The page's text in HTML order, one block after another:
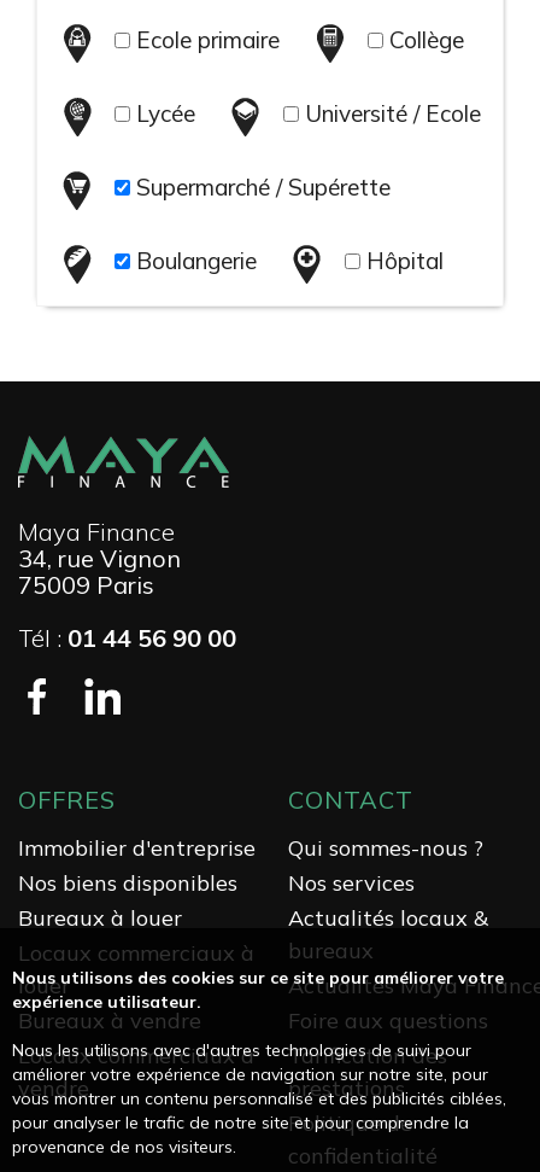
Ecole primaire Collège
Lycée Université / Ecole
Supermarché / Supérette
Boulangerie Hôpital
Maya Finance
34, rue Vignon
75009 Paris
Tél : 01 44 56 90 00
OFFRES
Immobilier d'entreprise
Nos biens disponibles
Bureaux à louer
Locaux commerciaux à
louer
Bureaux à vendre
Locaux commerciaux à
vendre
CONTACT
Qui sommes-nous ?
Nos services
Actualités locaux &
bureaux
Actualités Maya
Foire aux questions
Tarification des
prestations
Politique de
confidentialité
Nous utilisons des cookies sur ce site pour améliorer votre
expérience utilisateur.
Nous les utilisons avec d'autres technologies de suivi pour
améliorer votre expérience de navigation sur notre site, pour
vous montrer un contenu personnalisé et des publicités ciblées,
pour analyser le trafic de notre site et pour comprendre la
provenance de nos visiteurs.